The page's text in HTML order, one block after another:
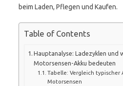
beim Laden, Pflegen und Kaufen.
Table of Contents
Hauptanalyse: Ladezyklen und
Motorsensen-Akku bedeuten
Tabelle: Vergleich typischer
Motorsensen